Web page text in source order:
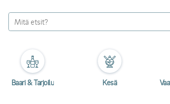
Baari & Tarjoilu Kesä